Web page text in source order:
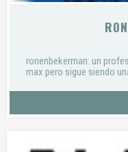
ronenbekerman: un
max pero sigue siendo